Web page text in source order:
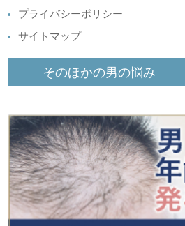
プライバシーポリシー
サイトマップ
そのほかの男の悩み